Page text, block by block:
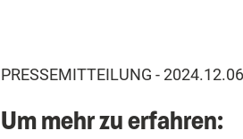
PRESSEMITTEILUNG - 2024.12.06
Um mehr zu erfahren: